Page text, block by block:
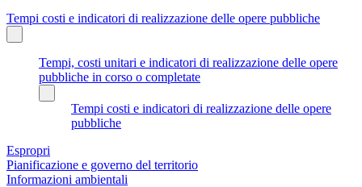
Tempi costi e indicatori di realizzazione delle opere pubbliche
Tempi, costi unitari e indicatori di realizzazione delle opere
pubbliche in corso o completate
Tempi costi e indicatori di realizzazione delle opere
pubbliche
Espropri
Pianificazione e governo del territorio
Informazioni ambientali